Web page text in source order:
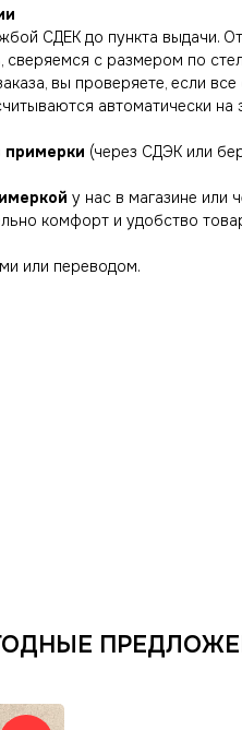
СДЕК до пункта выдачи.
сверяемся с размером по
вы проверяете, если
автоматически
примерки (через СДЭК или
у нас в магазине или
комфорт и удобство
или переводом.